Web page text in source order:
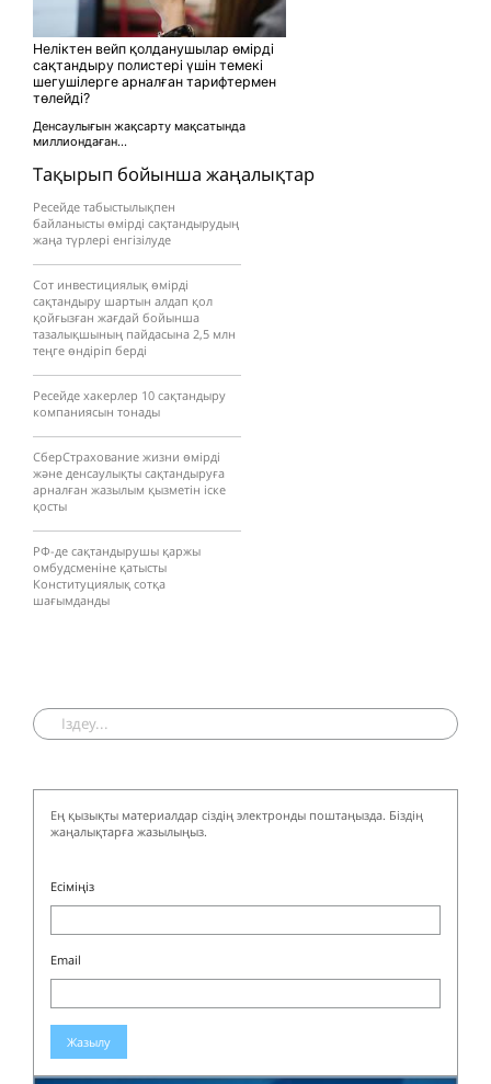
Тақырып бойынша жаңалықтар
Ресейде табыстылықпен
байланысты өмірді сақтандырудың
жаңа түрлері енгізілуде
Сот инвестициялық өмірді
сақтандыру шартын алдап қол
қойғызған жағдай бойынша
тазалықшының пайдасына 2,5 млн
теңге өндіріп берді
Ресейде хакерлер 10 сақтандыру
компаниясын тонады
СберСтрахование жизни өмірді
және денсаулықты сақтандыруға
арналған жазылым қызметін іске
қосты
РФ-де сақтандырушы қаржы
омбудсменіне қатысты
Конституциялық сотқа
шағымданды
Неліктен вейп қолданушылар өмірді
сақтандыру полистері үшін темекі
шегушілерге арналған тарифтермен
төлейді?
Денсаулығын жақсарту мақсатында
миллиондаған...
Ең қызықты материалдар сіздің электронды поштаңызда. Біздің
жаңалықтарға жазылыңыз.
Есіміңіз
Email
Жазылу